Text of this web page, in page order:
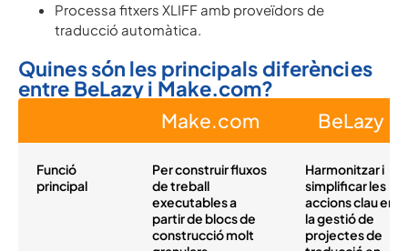
Processa fitxers XLIFF amb proveïdors de
traducció automàtica.
Quines són les principals diferències
entre BeLazy i Make.com?
Make.com BeLazy
Funció
principal
Per construir fluxos
de treball
executables a
partir de blocs de
construcció molt
Harmonitzar i
simplificar les
accions clau en
la gestió de
projectes de